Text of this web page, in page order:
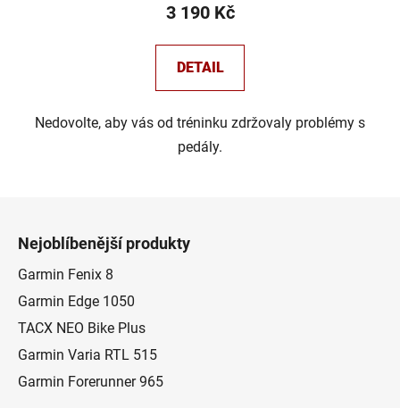
3 190 Kč
DETAIL
Nedovolte, aby vás od tréninku zdržovaly problémy s
pedály.
Nejoblíbenější produkty
Garmin Fenix 8
Garmin Edge 1050
TACX NEO Bike Plus
Garmin Varia RTL 515
Garmin Forerunner 965